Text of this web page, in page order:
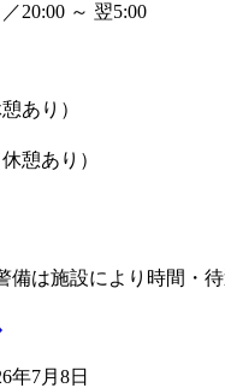
20:00 ～ 翌5:00
あり）
憩あり）
備は施設により時間・
年7月8日